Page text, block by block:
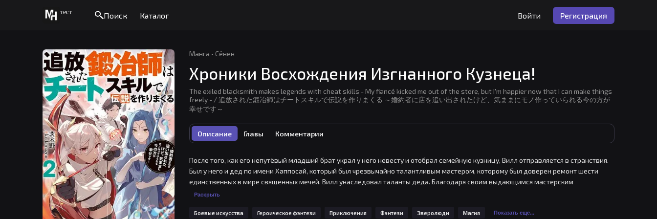
тест Поиск Каталог Войти Регистрация
Манга · Сёнен
Хроники Восхождения Изгнанного Кузнеца!
The exiled blacksmith makes legends with cheat skills - My fiancé kicked me out of the store, but I'm happier now that I can make things
freely - / 追放された鍛冶師はチートスキルで伝説を作りまくる ～婚約者に店を追い出されたけど、気ままにモノ作っていられる今の方が
幸せです～
Описание Главы Комментарии
После того, как его непутёвый младший брат украл у него невесту и отобрал семейную кузницу, Вилл отправляется в странствия.
Был у него и дед по имени Хаппосай, который был чрезвычайно талантливым мастером, которому был доверен ремонт шести
единственных в мире священных мечей. Вилл унаследовал таланты деда. Благодаря своим выдающимся мастерским
способностям он делает невозможное возможным и завоевывает уважение и доверие демонов и дворфов. Но вот у Вилла
Раскрыть
Боевые искусства Героическое фэнтези Приключения Фэнтези Зверолюди Магия Показать еще...